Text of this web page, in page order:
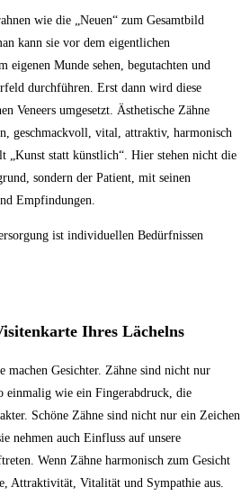
wie die „Neuen“ zum Gesamtbild
kann sie vor dem eigentlichen
eigenen Munde sehen, begutachten und
durchführen. Erst dann wird diese
Veneers umgesetzt. Ästhetische Zähne
geschmackvoll, vital, attraktiv, harmonisch
„Kunst statt künstlich“. Hier stehen nicht die
sondern der Patient, mit seinen
Empfindungen.
ist individuellen Bedürfnissen
Ihres Lächelns
machen Gesichter. Zähne sind nicht nur
einmalig wie ein Fingerabdruck, die
Schöne Zähne sind nicht nur ein Zeichen
nehmen auch Einfluss auf unsere
Wenn Zähne harmonisch zum Gesicht
Attraktivität, Vitalität und Sympathie aus.